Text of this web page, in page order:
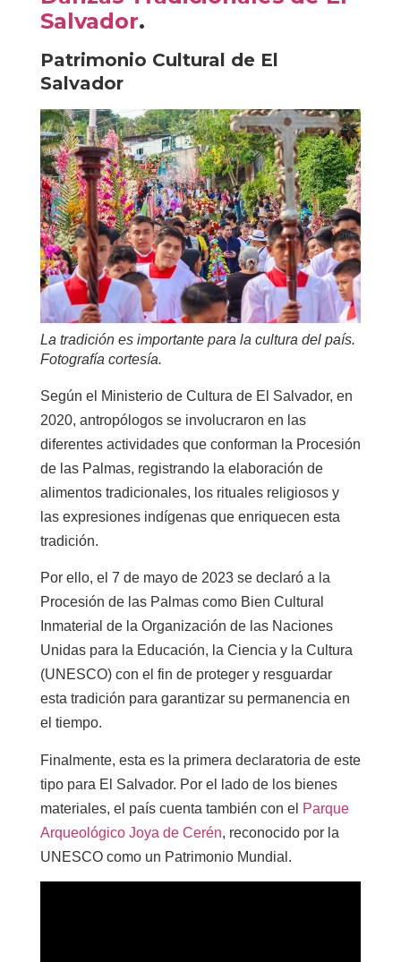
Salvador.
Patrimonio Cultural de El
Salvador
La tradición es importante para la cultura del país.
Fotografía cortesía.
Según el Ministerio de Cultura de El Salvador, en
2020, antropólogos se involucraron en las
diferentes actividades que conforman la Procesión
de las Palmas, registrando la elaboración de
alimentos tradicionales, los rituales religiosos y
las expresiones indígenas que enriquecen esta
tradición.
Por ello, el 7 de mayo de 2023 se declaró a la
Procesión de las Palmas como Bien Cultural
Inmaterial de la Organización de las Naciones
Unidas para la Educación, la Ciencia y la Cultura
(UNESCO) con el fin de proteger y resguardar
esta tradición para garantizar su permanencia en
el tiempo.
Finalmente, esta es la primera declaratoria de este
tipo para El Salvador. Por el lado de los bienes
materiales, el país cuenta también con el Parque
Arqueológico Joya de Cerén, reconocido por la
UNESCO como un Patrimonio Mundial.